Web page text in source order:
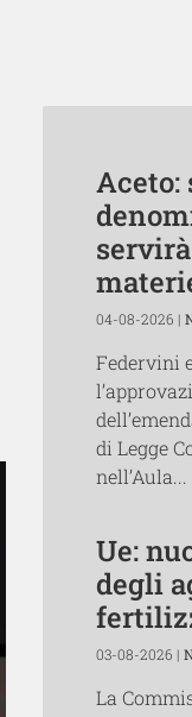
Aceto:
04-08-2026 |
Federvini
di Legge
nell’Aula...
Ue:
degli
03-08-2026 |
La